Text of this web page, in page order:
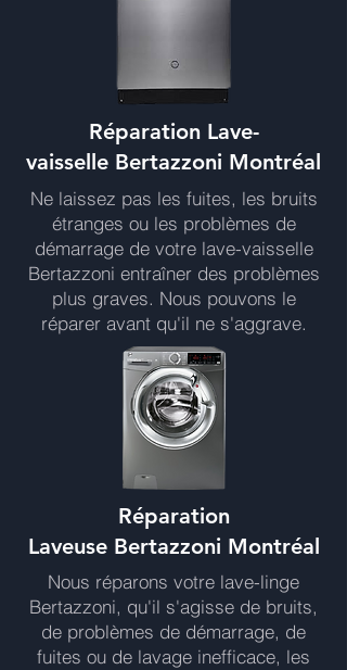
Réparation Lave-
vaisselle Bertazzoni Montréal
Ne laissez pas les fuites, les bruits
étranges ou les problèmes de
démarrage de votre lave-vaisselle
Bertazzoni entraîner des problèmes
plus graves. Nous pouvons le
réparer avant qu'il ne s'aggrave.
Réparation
Laveuse Bertazzoni Montréal
Nous réparons votre lave-linge
Bertazzoni, qu'il s'agisse de bruits,
de problèmes de démarrage, de
fuites ou de lavage inefficace, les